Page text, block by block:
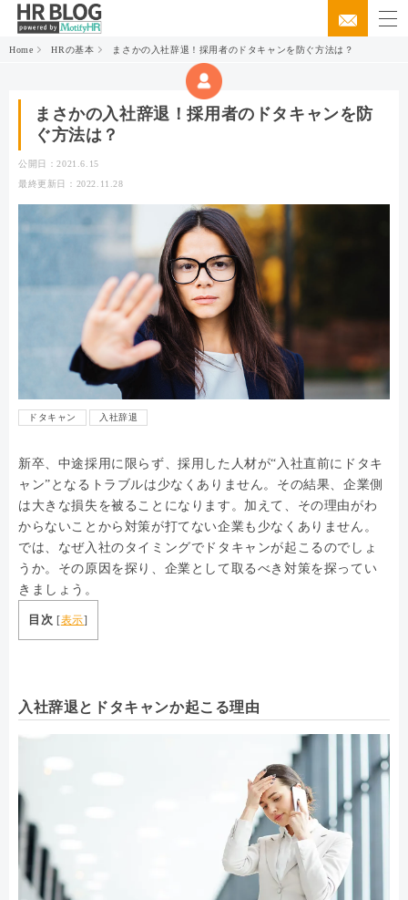
Home HRの基本 まさかの入社辞退！採用者のドタキャンを防ぐ方法は？
まさかの入社辞退！採用者のドタキャンを防
ぐ方法は？
公開日：2021.6.15
最終更新日：2022.11.28
ドタキャン 入社辞退
新卒、中途採用に限らず、採用した人材が“入社直前にドタキ
ャン”となるトラブルは少なくありません。その結果、企業側
は大きな損失を被ることになります。加えて、その理由がわ
からないことから対策が打てない企業も少なくありません。
では、なぜ入社のタイミングでドタキャンが起こるのでしょ
うか。その原因を探り、企業として取るべき対策を探ってい
きましょう。
目次 [表示]
入社辞退とドタキャンか起こる理由